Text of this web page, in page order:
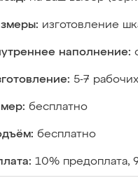
изготовление
наполнение:
5-7
бесплатно
бесплатно
10% предоплата,